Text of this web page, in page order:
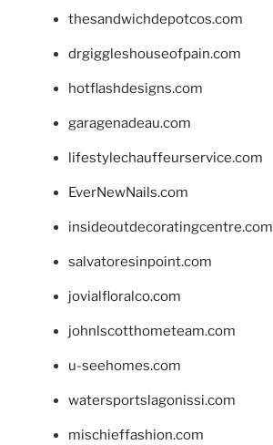
thesandwichdepotcos.com
drgiggleshouseofpain.com
hotflashdesigns.com
garagenadeau.com
lifestylechauffeurservice.com
EverNewNails.com
insideoutdecoratingcentre.com
salvatoresinpoint.com
jovialfloralco.com
johnlscotthometeam.com
u-seehomes.com
watersportslagonissi.com
mischieffashion.com